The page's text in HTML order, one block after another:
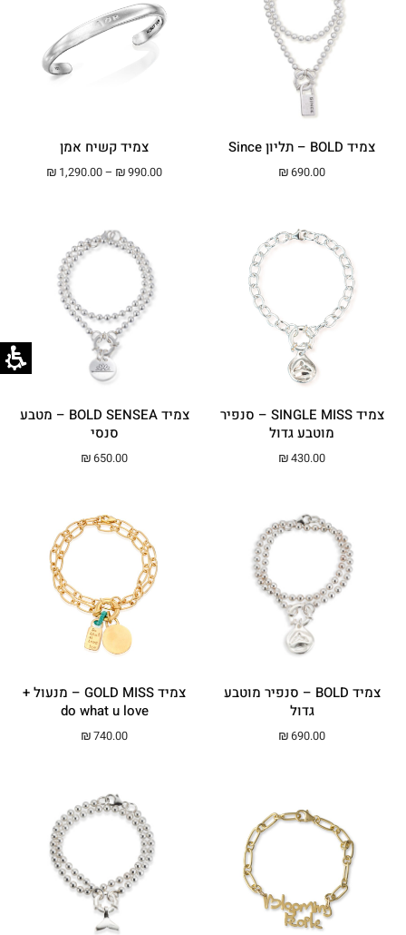
צמיד BOLD – תליון Since
₪690.00
צמיד קשיח אמן
₪990.00
–
₪ 1,290.00 טווח מחירים: ⁦₪990.00⁩
צמיד SINGLE MISS – סנפיר
מוטבע גדול
₪430.00
צמיד BOLD SENSEA – מטבע
סנסי
₪650.00
צמיד BOLD – סנפיר מוטבע
גדול
₪690.00
צמיד GOLD MISS – מנעול +
do what u love
₪740.00